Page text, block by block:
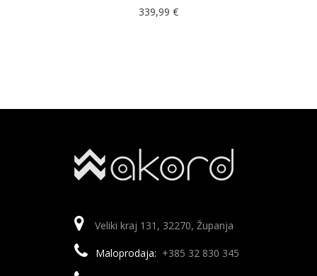
339,99 €
Veliki kraj 131, 32270, Županja
Maloprodaja: +385 32 830 345